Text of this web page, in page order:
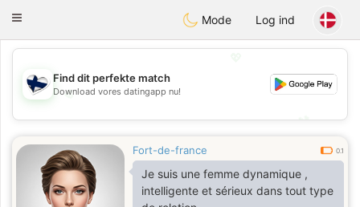
SuomenTreffit
Toggle
Mode Log ind
💖
💕
Find dit perfekte match
Download vores datingapp nu!
Fort-de-france 0.1
Je suis une femme dynamique ,
intelligente et sérieux dans tout type